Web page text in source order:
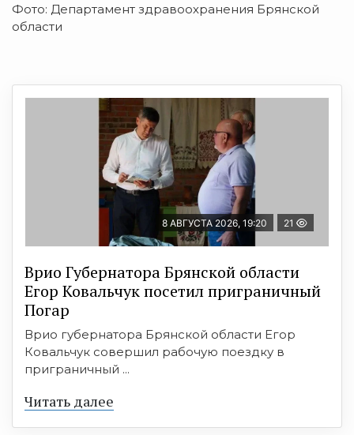
Фото: Департамент здравоохранения Брянской
области
8 АВГУСТА 2026, 19:20 21
Врио Губернатора Брянской области
Егор Ковальчук посетил приграничный
Погар
Врио губернатора Брянской области Егор
Ковальчук совершил рабочую поездку в
приграничный ...
Читать далее